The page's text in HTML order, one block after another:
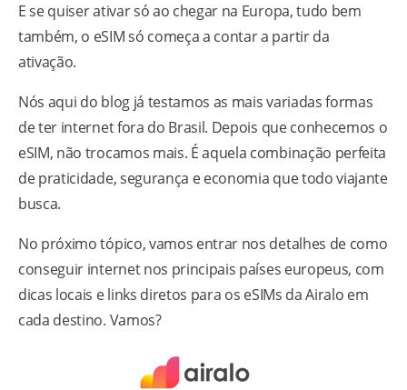
E se quiser ativar só ao chegar na Europa, tudo bem
também, o eSIM só começa a contar a partir da
ativação.
Nós aqui do blog já testamos as mais variadas formas
de ter internet fora do Brasil. Depois que conhecemos o
eSIM, não trocamos mais. É aquela combinação perfeita
de praticidade, segurança e economia que todo viajante
busca.
No próximo tópico, vamos entrar nos detalhes de como
conseguir internet nos principais países europeus, com
dicas locais e links diretos para os eSIMs da Airalo em
cada destino. Vamos?